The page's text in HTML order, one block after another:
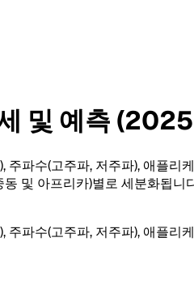
세 및 예측
파수(고주파, 저주파), 애플리
및 아프리카)별로 세분화됩
파수(고주파, 저주파), 애플리